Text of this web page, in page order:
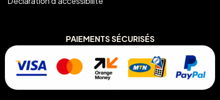
PAIEMENTS SÉCURISÉS